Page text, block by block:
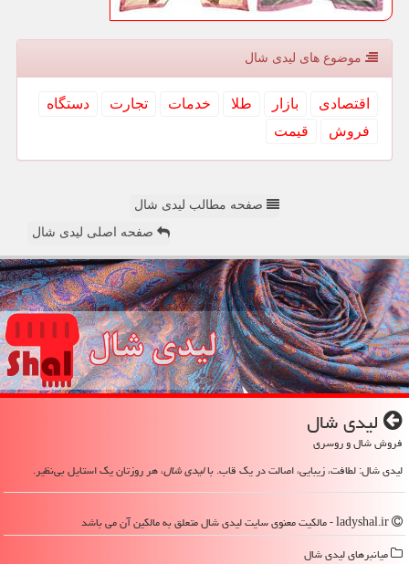
موضوع های لیدی شال
اقتصادی بازار طلا خدمات تجارت
دستگاه
فروش
قیمت
صفحه مطالب لیدی شال
صفحه اصلی لیدی شال
لیدی شال
فروش شال و روسری
لیدی شال: لطافت، زیبایی، اصالت در یک قاب. بالیدی شال، هر روزتان یک استایل بی‌نظیر.
میانبرهای لیدی شال